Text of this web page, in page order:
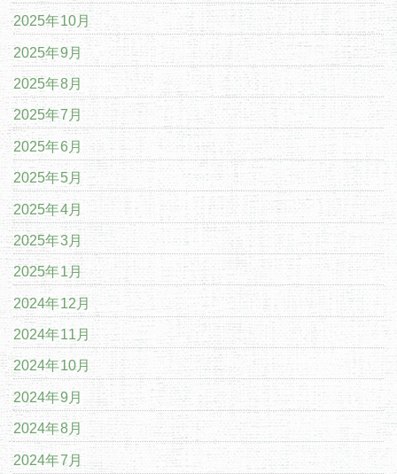
2025年10月
2025年9月
2025年8月
2025年7月
2025年6月
2025年5月
2025年4月
2025年3月
2025年1月
2024年12月
2024年11月
2024年10月
2024年9月
2024年8月
2024年7月